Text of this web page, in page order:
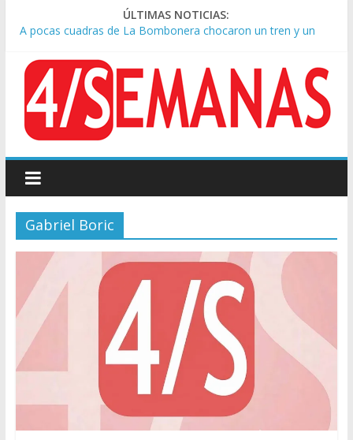
ÚLTIMAS NOTICIAS:
A pocas cuadras de La Bombonera chocaron un tren y un
colectivo: siete heridos
Día de San Cayetano: masiva marcha a Plaza de Mayo de
sindicatos y organizaciones sociales
Pesar por la muerte de Leandro Rud, histórico representante
y conductor de TV
Tras la aprobación de la ley de propiedad privada, Bullrich
Causa AFA: el juez Amarante calificó de “ficción judicial” el
traslado del expediente a Campana
Gabriel Boric